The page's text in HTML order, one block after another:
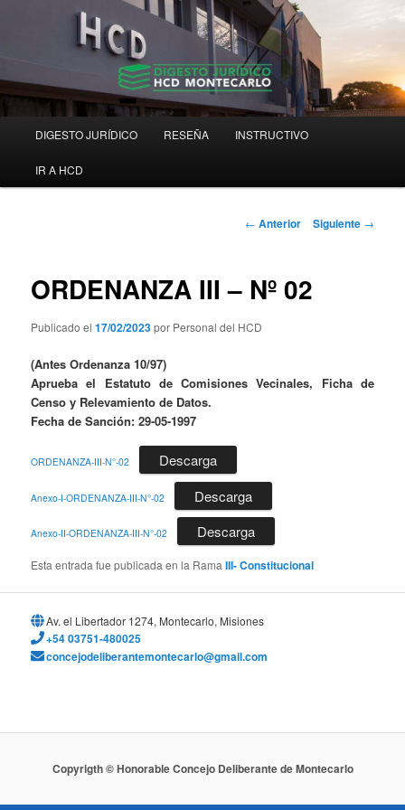
Digesto HCD Montecarlo
Digesto Jurídico Consolidado
principal
DIGESTO JURÍDICO RESEÑA INSTRUCTIVO
IR A HCD
Navegación
← Anterior Siguiente →
ORDENANZA III – Nº 02
Publicado el17/02/2023por Personal del HCD
(Antes Ordenanza 10/97)
Aprueba el Estatuto de Comisiones Vecinales, Ficha de
Censo y Relevamiento de Datos.
Fecha de Sanción: 29-05-1997
ORDENANZA-III-N°-02 Descarga
Anexo-I-ORDENANZA-III-N°-02 Descarga
Anexo-II-ORDENANZA-III-N°-02 Descarga
Esta entrada fue publicada en la RamaIII- Constitucional
Av. el Libertador 1274, Montecarlo, Misiones
+54 03751-480025
concejodeliberantemontecarlo@gmail.com
Copyrigth © Honorable Concejo Deliberante de Montecarlo